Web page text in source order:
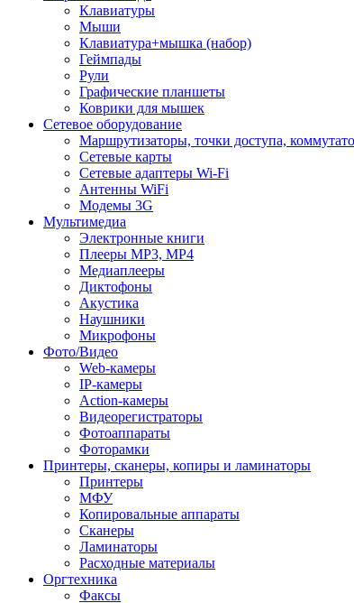
Клавиатуры
Мыши
Клавиатура+мышка (набор)
Геймпады
Рули
Графические планшеты
Коврики для мышек
Сетевое оборудование
Маршрутизаторы, точки доступа,
Сетевые карты
Сетевые адаптеры Wi-Fi
Антенны WiFi
Модемы 3G
Мультимедиа
Электронные книги
Плееры MP3, MP4
Медиаплееры
Диктофоны
Акустика
Наушники
Микрофоны
Фото/Видео
Web-камеры
IP-камеры
Action-камеры
Видеорегистраторы
Фотоаппараты
Фоторамки
Принтеры, сканеры, копиры и ламинаторы
Принтеры
МФУ
Копировальные аппараты
Сканеры
Ламинаторы
Расходные материалы
Оргтехника
Факсы